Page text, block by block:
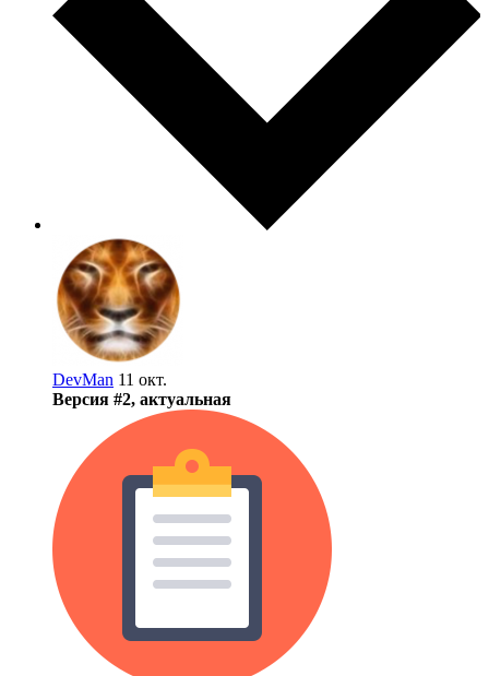
DevMan 11 окт.
Версия #2, актуальная